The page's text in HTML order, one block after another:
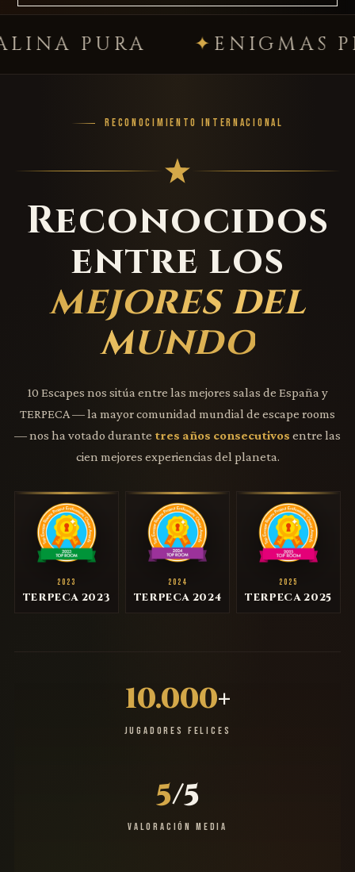
ENIGMAS
RECONOCIMIENTO INTERNACIONAL
Reconocidos
entre los
mejores del
mundo
10 Escapes nos sitúa entre las mejores salas de España y
TERPECA — la mayor comunidad mundial de escape rooms
— nos ha votado durante tres años consecutivos entre las
cien mejores experiencias del planeta.
2023
TERPECA 2023
2024
TERPECA 2024
2025
TERPECA 2025
10.000+
JUGADORES FELICES
5/5
VALORACIÓN MEDIA